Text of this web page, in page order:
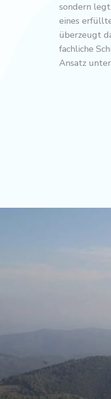
sondern
eines
überzeugt
fachliche
Ansatz